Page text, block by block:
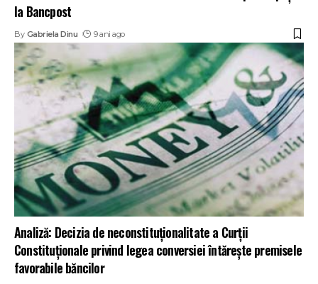
la Bancpost
By Gabriela Dinu 9 ani ago
Analiză: Decizia de neconstituționalitate a Curții
Constituționale privind legea conversiei întărește premisele
favorabile băncilor